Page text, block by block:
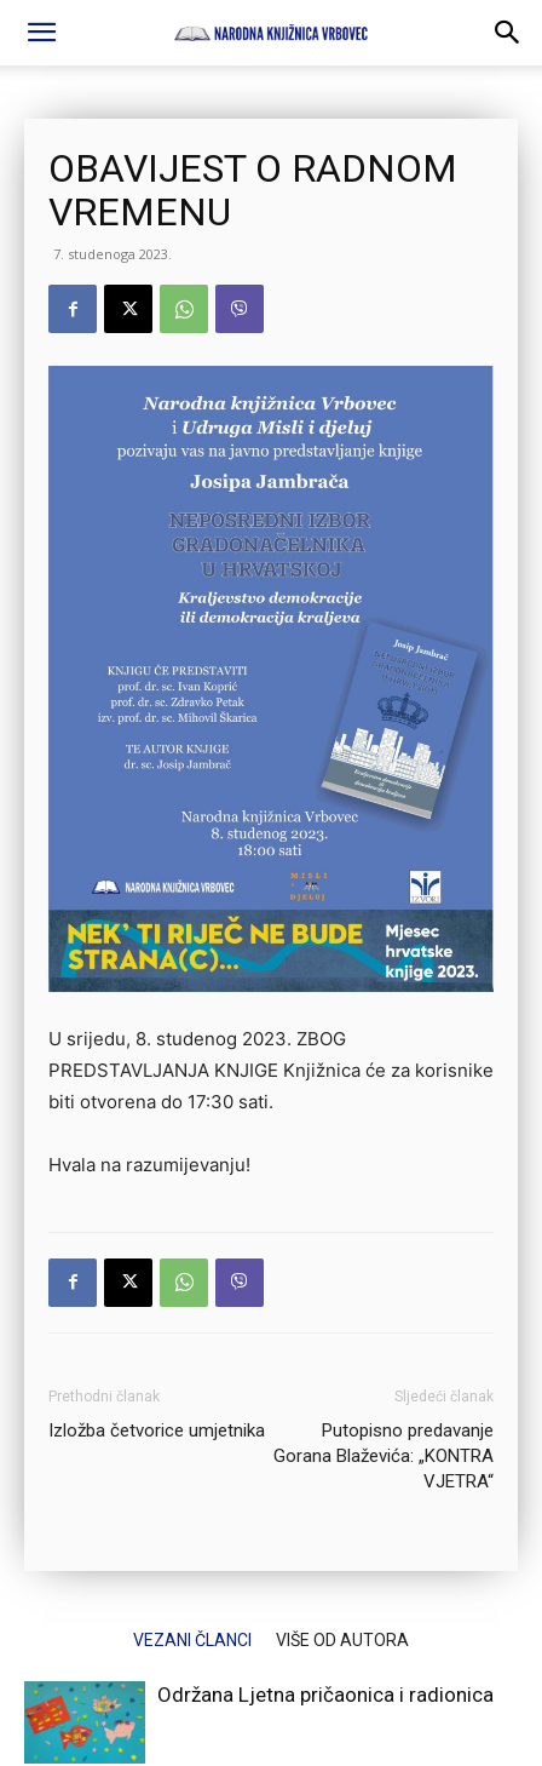
OBAVIJEST O RADNOM
VREMENU
7. studenoga 2023.
U srijedu, 8. studenog 2023. ZBOG
PREDSTAVLJANJA KNJIGE Knjižnica će za korisnike
biti otvorena do 17:30 sati.
Hvala na razumijevanju!
Prethodni članak
Izložba četvorice umjetnika
Sljedeći članak
Putopisno predavanje
Gorana Blaževića: „KONTRA
VJETRA“
VEZANI ČLANCI VIŠE OD AUTORA
Održana Ljetna pričaonica i radionica